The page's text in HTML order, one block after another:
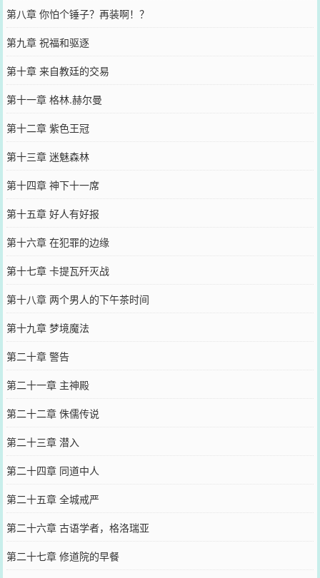
第八章 你怕个锤子？再装啊！？
第九章 祝福和驱逐
第十章 来自教廷的交易
第十一章 格林.赫尔曼
第十二章 紫色王冠
第十三章 迷魅森林
第十四章 神下十一席
第十五章 好人有好报
第十六章 在犯罪的边缘
第十七章 卡提瓦歼灭战
第十八章 两个男人的下午茶时间
第十九章 梦境魔法
第二十章 警告
第二十一章 主神殿
第二十二章 侏儒传说
第二十三章 潜入
第二十四章 同道中人
第二十五章 全城戒严
第二十六章 古语学者，格洛瑞亚
第二十七章 修道院的早餐